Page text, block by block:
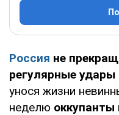
Россия не
регулярные удары
унося жизни
неделю оккупанты